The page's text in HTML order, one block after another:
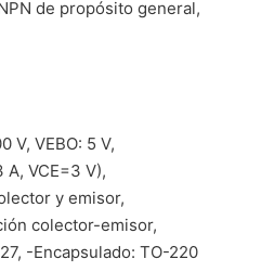
de propósito general,
V, VEBO: 5 V,
A, VCE=3 V),
y emisor,
colector-emisor,
-Encapsulado: TO-220